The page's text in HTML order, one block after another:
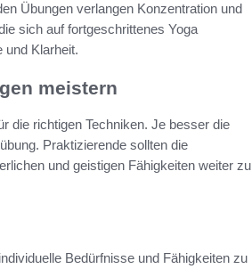
Übungen verlangen Konzentration und
sich auf fortgeschrittenes Yoga
und Klarheit.
meistern
die richtigen Techniken. Je besser die
Praktizierende sollten die
und geistigen Fähigkeiten weiter zu
Bedürfnisse und Fähigkeiten zu